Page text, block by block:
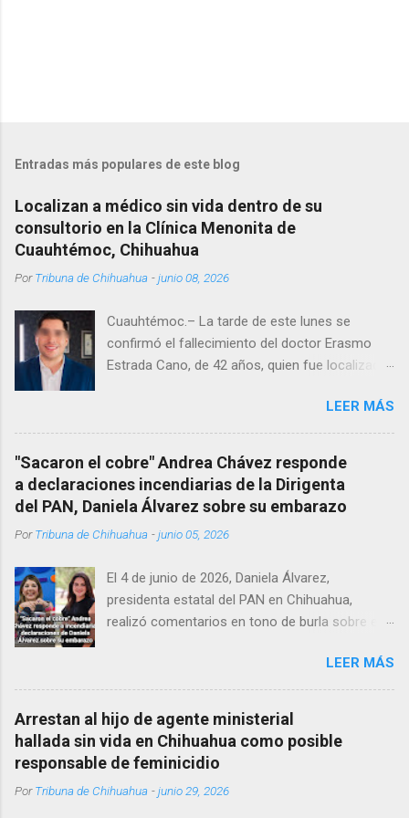
Entradas más populares de este blog
Localizan a médico sin vida dentro de su
consultorio en la Clínica Menonita de
Cuauhtémoc, Chihuahua
PorTribuna de Chihuahua -junio 08, 2026
Cuauhtémoc.– La tarde de este lunes se
confirmó el fallecimiento del doctor Erasmo
Estrada Cano, de 42 años, quien fue localizado
Menonita, ubicada en el kilómetro 10 del
Corredor Comercial. Según reportes el médico
se habría quitado la vida mientras permanecía
encerrado en el consultorio, por lo que
autoridades tuvieron que derribar la puerta,
Estrada, quien se desempeñó como presidente
un médico reconocido en la región.
LEER MÁS
"Sacaron el cobre" Andrea Chávez responde
a declaraciones incendiarias de la Dirigenta
del PAN, Daniela Álvarez sobre su embarazo
PorTribuna de Chihuahua -junio 05, 2026
El 4 de junio de 2026, Daniela Álvarez,
presidenta estatal del PAN en Chihuahua,
realizó comentarios en tono de burla sobre el
Chávez. “acuérdense que su bebé está por
nacer”, expresó al ser cuestionada sobre si la
retaría a tomarse una foto en un restaurante
de Texas como una prueba de que si cuenta
con VISA Álvarez añadió: “Yo no sé dónde irá a
emociones fuertes, ¿Qué tal si se le ocurre que
LEER MÁS
Arrestan al hijo de agente ministerial
hallada sin vida en Chihuahua como posible
responsable de feminicidio
PorTribuna de Chihuahua -junio 29, 2026